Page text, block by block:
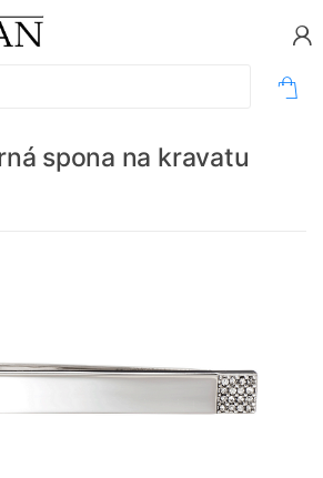
spona na kravatu